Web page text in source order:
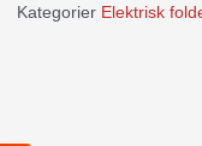
Kategorier Elektrisk